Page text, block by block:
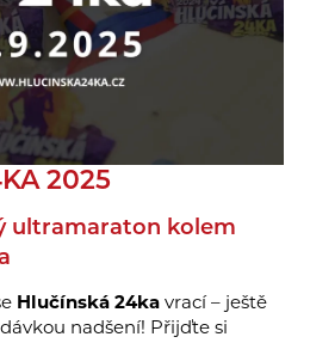
2025
ultramaraton kolem
Hlučínská 24ka vrací – ještě
nadšení! Přijďte si